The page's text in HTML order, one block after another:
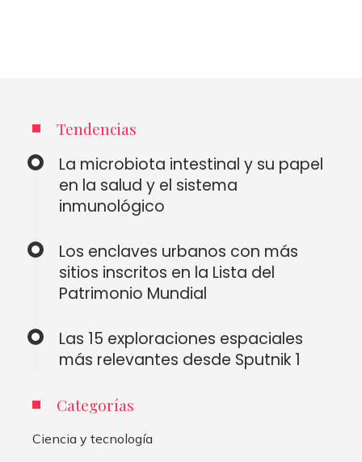
Tendencias
La microbiota intestinal y su papel
en la salud y el sistema
inmunológico
Los enclaves urbanos con más
sitios inscritos en la Lista del
Patrimonio Mundial
Las 15 exploraciones espaciales
más relevantes desde Sputnik 1
Categorías
Ciencia y tecnología